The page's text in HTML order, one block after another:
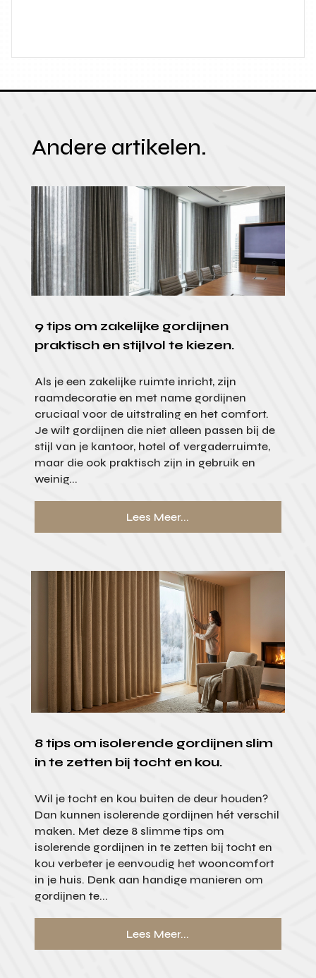
Andere artikelen.
9 tips om zakelijke gordijnen
praktisch en stijlvol te kiezen.
Als je een zakelijke ruimte inricht, zijn
raamdecoratie en met name gordijnen
cruciaal voor de uitstraling en het comfort.
Je wilt gordijnen die niet alleen passen bij de
stijl van je kantoor, hotel of vergaderruimte,
maar die ook praktisch zijn in gebruik en
weinig...
Lees Meer...
8 tips om isolerende gordijnen slim
in te zetten bij tocht en kou.
Wil je tocht en kou buiten de deur houden?
Dan kunnen isolerende gordijnen hét verschil
maken. Met deze 8 slimme tips om
isolerende gordijnen in te zetten bij tocht en
kou verbeter je eenvoudig het wooncomfort
in je huis. Denk aan handige manieren om
gordijnen te...
Lees Meer...